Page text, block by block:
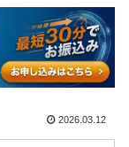
2026.03.12